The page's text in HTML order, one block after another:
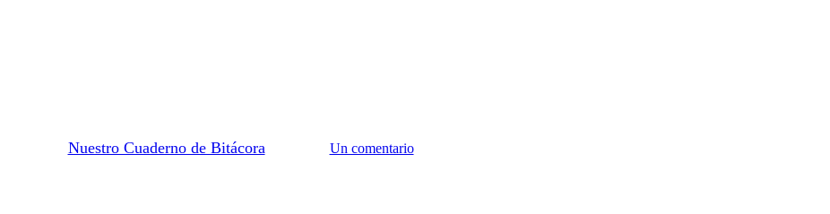
Nuestro Cuaderno de Bitácora Un comentario